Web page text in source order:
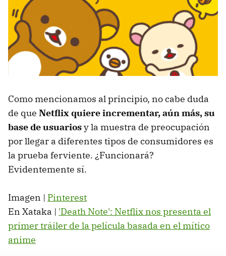
Como mencionamos al principio, no cabe duda
de que Netflix quiere incrementar, aún más, su
base de usuariosy la muestra de preocupación
por llegar a diferentes tipos de consumidores es
la prueba ferviente. ¿Funcionará?
Evidentemente sí.
Imagen | Pinterest
En Xataka | 'Death Note': Netflix nos presenta el
primer tráiler de la película basada en el mítico
anime